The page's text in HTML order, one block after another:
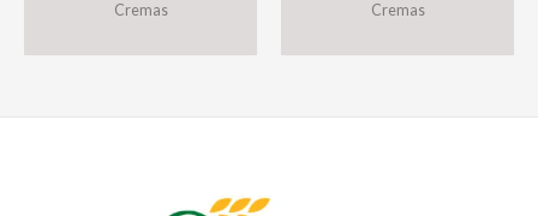
Cremas Cremas